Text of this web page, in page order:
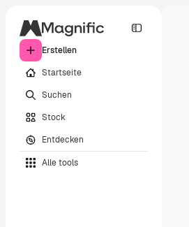
Erstellen
Startseite
Suchen
Stock
Entdecken
Alle tools